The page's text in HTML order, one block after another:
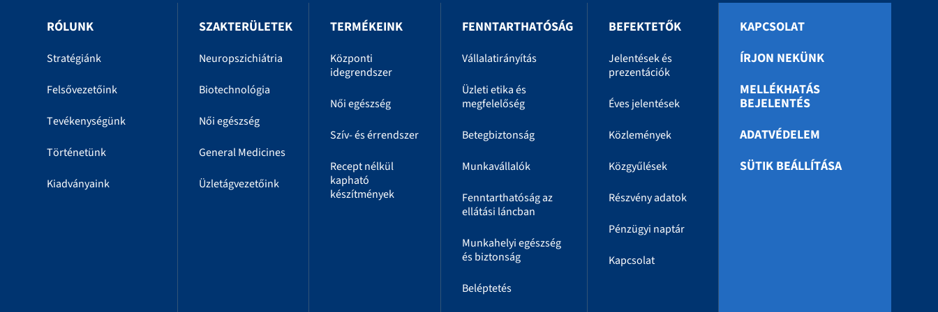
RÓLUNK
Stratégiánk
Felsővezetőink
Tevékenységünk
Történetünk
Kiadványaink
SZAKTERÜLETEK
Neuropszichiátria
Biotechnológia
Női egészség
General Medicines
Üzletágvezetőink
TERMÉKEINK
Központi
idegrendszer
Női egészség
Szív- és érrendszer
Recept nélkül
kapható
készítmények
FENNTARTHATÓSÁG
Vállalatirányítás
Üzleti etika és
megfelelőség
Betegbiztonság
Munkavállalók
Fenntarthatóság az
ellátási láncban
Munkahelyi egészség
és biztonság
Beléptetés
BEFEKTETŐK
Jelentések és
prezentációk
Éves jelentések
Közlemények
Közgyűlések
Részvény adatok
Pénzügyi naptár
Kapcsolat
KAPCSOLAT
ÍRJON NEKÜNK
MELLÉKHATÁS
BEJELENTÉS
ADATVÉDELEM
SÜTIK BEÁLLÍTÁSA